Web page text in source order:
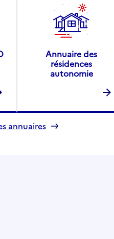
Annuaire des
résidences
autonomie
annuaires